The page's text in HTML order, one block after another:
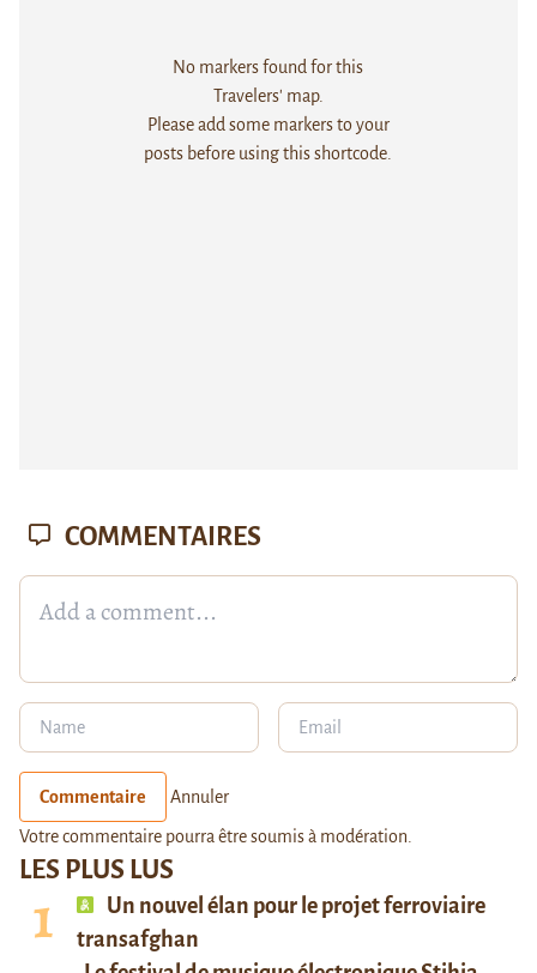
No markers found for this
Travelers' map.
Please add some markers to your
posts before using this shortcode.
LES PLUS LUS
Un nouvel élan pour le projet ferroviaire
transafghan
COMMENTAIRES
Commentaire Annuler
Votre commentaire pourra être soumis à modération.